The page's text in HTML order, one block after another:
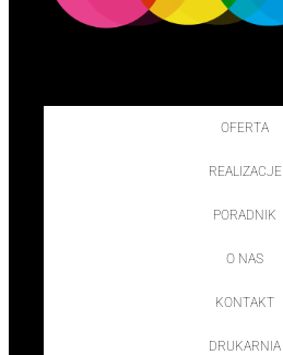
OFERTA
REALIZACJE
PORADNIK
O NAS
KONTAKT
DRUKARNIA